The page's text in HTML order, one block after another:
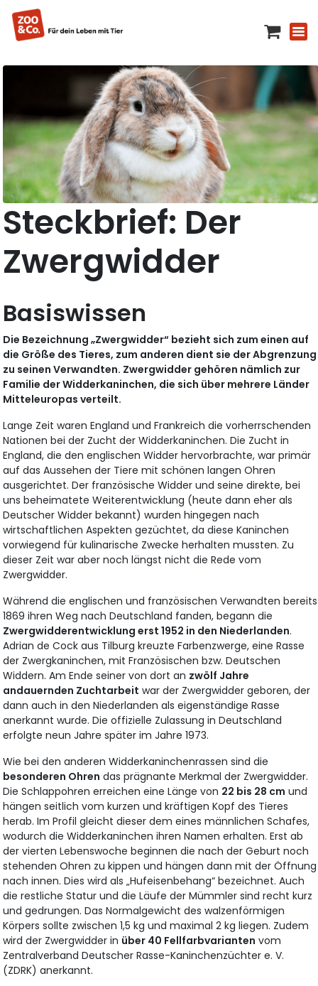
Steckbrief: Der
Zwergwidder
Basiswissen
Die Bezeichnung „Zwergwidder“ bezieht sich zum einen auf
die Größe des Tieres, zum anderen dient sie der Abgrenzung
zu seinen Verwandten. Zwergwidder gehören nämlich zur
Familie der Widderkaninchen, die sich über mehrere Länder
Mitteleuropas verteilt.
Lange Zeit waren England und Frankreich die vorherrschenden
Nationen bei der Zucht der Widderkaninchen. Die Zucht in
England, die den englischen Widder hervorbrachte, war primär
auf das Aussehen der Tiere mit schönen langen Ohren
ausgerichtet. Der französische Widder und seine direkte, bei
uns beheimatete Weiterentwicklung (heute dann eher als
Deutscher Widder bekannt) wurden hingegen nach
wirtschaftlichen Aspekten gezüchtet, da diese Kaninchen
vorwiegend für kulinarische Zwecke herhalten mussten. Zu
dieser Zeit war aber noch längst nicht die Rede vom
Zwergwidder.
Während die englischen und französischen Verwandten bereits
1869 ihren Weg nach Deutschland fanden, begann die
Zwergwidderentwicklung erst 1952 in den Niederlanden.
Adrian de Cock aus Tilburg kreuzte Farbenzwerge, eine Rasse
der Zwergkaninchen, mit Französischen bzw. Deutschen
Widdern. Am Ende seiner von dort an zwölf Jahre
andauernden Zuchtarbeit war der Zwergwidder geboren, der
dann auch in den Niederlanden als eigenständige Rasse
anerkannt wurde. Die offizielle Zulassung in Deutschland
erfolgte neun Jahre später im Jahre 1973.
Wie bei den anderen Widderkaninchenrassen sind die
besonderen Ohren das prägnante Merkmal der Zwergwidder.
Die Schlappohren erreichen eine Länge von 22 bis 28 cm und
hängen seitlich vom kurzen und kräftigen Kopf des Tieres
herab. Im Profil gleicht dieser dem eines männlichen Schafes,
wodurch die Widderkaninchen ihren Namen erhalten. Erst ab
der vierten Lebenswoche beginnen die nach der Geburt noch
stehenden Ohren zu kippen und hängen dann mit der Öffnung
nach innen. Dies wird als „Hufeisenbehang“ bezeichnet. Auch
die restliche Statur und die Läufe der Mümmler sind recht kurz
und gedrungen. Das Normalgewicht des walzenförmigen
Körpers sollte zwischen 1,5 kg und maximal 2 kg liegen. Zudem
wird der Zwergwidder in über 40 Fellfarbvarianten vom
Zentralverband Deutscher Rasse-Kaninchenzüchter e. V.
(ZDRK) anerkannt.